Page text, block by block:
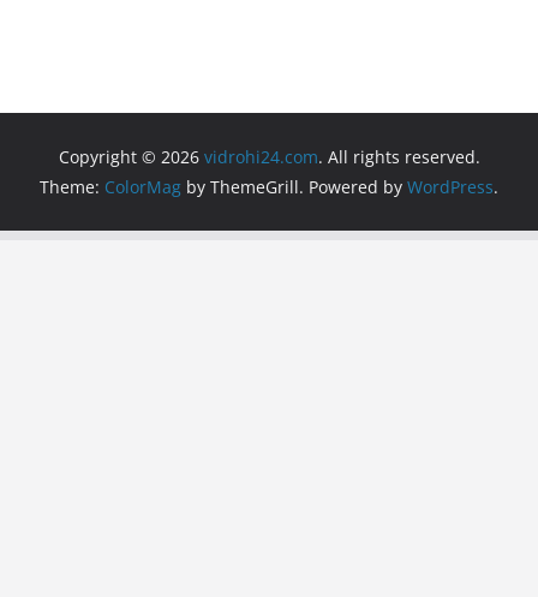
Copyright © 2026 vidrohi24.com. All rights reserved.
Theme: ColorMag by ThemeGrill. Powered by WordPress.